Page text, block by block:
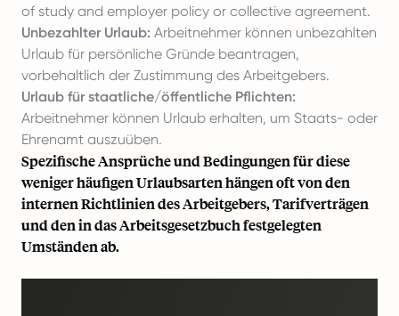
of study and employer policy or collective agreement.
Unbezahlter Urlaub: Arbeitnehmer können unbezahlten
Urlaub für persönliche Gründe beantragen,
vorbehaltlich der Zustimmung des Arbeitgebers.
Urlaub für staatliche/öffentliche Pflichten:
Arbeitnehmer können Urlaub erhalten, um Staats- oder
Ehrenamt auszuüben.
Spezifische Ansprüche und Bedingungen für diese
weniger häufigen Urlaubsarten hängen oft von den
internen Richtlinien des Arbeitgebers, Tarifverträgen
und den in das Arbeitsgesetzbuch festgelegten
Umständen ab.